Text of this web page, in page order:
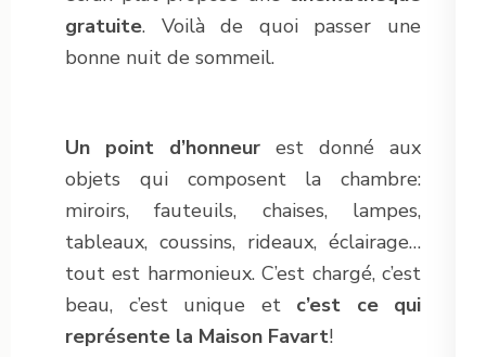
gratuite. Voilà de quoi passer une
bonne nuit de sommeil.
Un point d’honneur est donné aux
objets qui composent la chambre:
miroirs, fauteuils, chaises, lampes,
tableaux, coussins, rideaux, éclairage…
tout est harmonieux. C’est chargé, c’est
beau, c’est unique etc’est ce qui
représente la Maison Favart!